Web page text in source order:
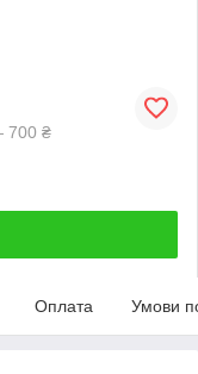
700 ₴
Оплата Умови